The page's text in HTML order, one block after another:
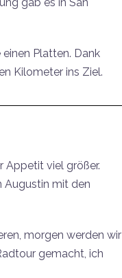
Platten. Dank
Kilometer ins Ziel.
Appetit viel größer.
Augustin mit den
morgen werden wir
gemacht, ich